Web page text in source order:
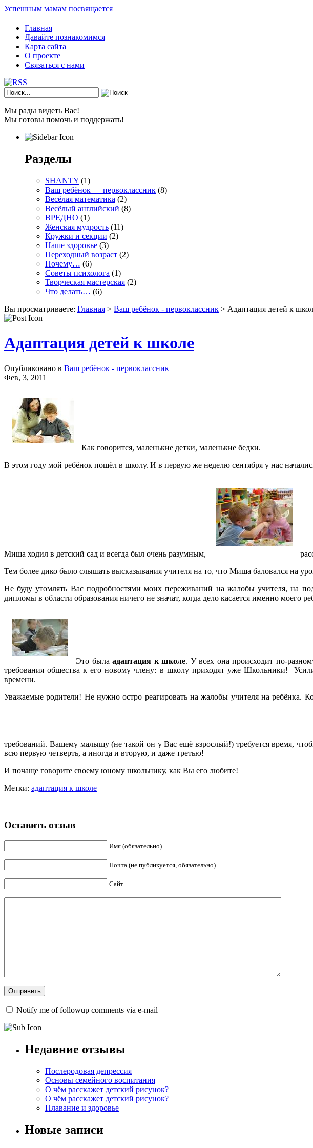
Успешным мамам посвящается
Главная
Давайте познакомимся
Карта сайта
О проекте
Связаться с нами
Мы рады видеть Вас!
Мы готовы помочь и поддержать!
Разделы
SHANTY (1)
Ваш ребёнок — первоклассник (8)
Весёлая математика (2)
Весёлый английский (8)
ВРЕДНО (1)
Женская мудрость (11)
Кружки и секции (2)
Наше здоровье (3)
Переходный возраст (2)
Почему… (6)
Советы психолога (1)
Творческая мастерская (2)
Что делать… (6)
Вы просматриваете: Главная > Ваш ребёнок - первоклассник > Адаптация детей к
Адаптация детей к школе
Опубликовано в Ваш ребёнок - первоклассник
Фев, 3, 2011
Как говорится, маленькие детки, маленькие бедки.
В этом году мой ребёнок пошёл в школу. И в первую же неделю сентября у нас
Миша ходил в детский сад и всегда был очень разумным,
Тем более дико было слышать высказывания учителя на то, что Миша баловался на
Не буду утомлять Вас подробностями моих переживаний на жалобы учителя, на
дипломы в области образования ничего не значат, когда дело касается именно моего
Это была адаптация к школе. У всех она происходит по-
требования общества к его новому члену: в школу приходят уже Школьники!
времени.
Уважаемые родители! Не нужно остро реагировать на жалобы учителя на
требований. Вашему малышу (не такой он у Вас ещё взрослый!) требуется время,
всю первую четверть, а иногда и вторую, и даже третью!
И почаще говорите своему юному школьнику, как Вы его любите!
Метки: адаптация к школе
Оставить отзыв
Имя (обязательно)
Почта (не публикуется, обязательно)
Сайт
Notify me of followup comments via e-mail
Недавние отзывы
Послеродовая депрессия
Основы семейного воспитания
О чём расскажет детский рисунок?
О чём расскажет детский рисунок?
Плавание и здоровье
Новые записи